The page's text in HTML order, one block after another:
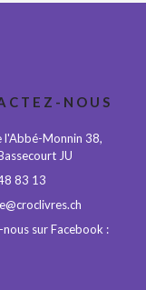
NOUS
l'Abbé-Monnin 38,
JU
83 13
nous sur Facebook :